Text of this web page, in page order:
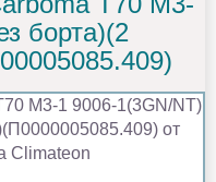
борта)(2